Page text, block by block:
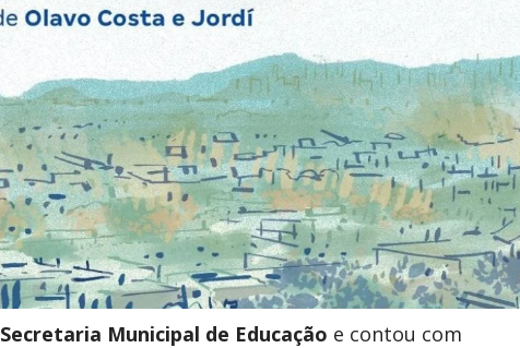
Secretaria Municipal de Educação e contou com